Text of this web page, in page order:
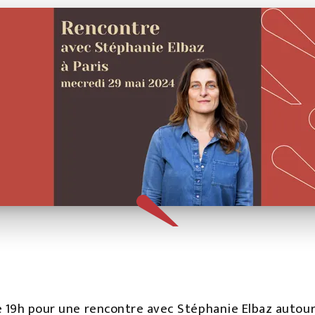
pour une rencontre avec Stéphanie Elbaz